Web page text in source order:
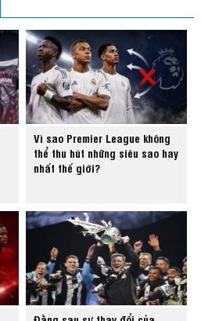
Vì sao Premier League không
thể thu hút những siêu sao hay
nhất thế giới?